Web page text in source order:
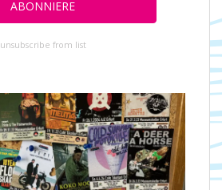
unsubscribe from list